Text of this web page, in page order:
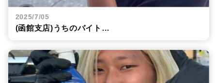
2025/7/05
(函館支店)うちのバイト…